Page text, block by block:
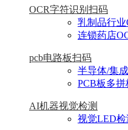
OCR字符识别扫码
乳制品行
连锁药店
pcb电路板扫码
半导体/集
PCB板多
AI机器视觉检测
视觉LED